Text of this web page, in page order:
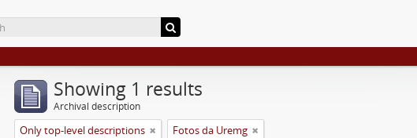
Showing 1 results
Archival description
Only top-level descriptions Fotos da Uremg